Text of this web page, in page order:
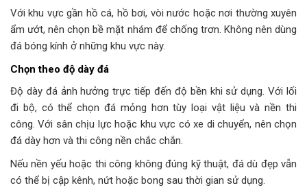
Với khu vực gần hồ cá, hồ bơi, vòi nước hoặc nơi thường xuyên
ẩm ướt, nên chọn bề mặt nhám để chống trơn. Không nên dùng
đá bóng kính ở những khu vực này.
Chọn theo độ dày đá
Độ dày đá ảnh hưởng trực tiếp đến độ bền khi sử dụng. Với lối
đi bộ, có thể chọn đá mỏng hơn tùy loại vật liệu và nền thi
công. Với sân chịu lực hoặc khu vực có xe di chuyển, nên chọn
đá dày hơn và thi công nền chắc chắn.
Nếu nền yếu hoặc thi công không đúng kỹ thuật, đá dù đẹp vẫn
có thể bị cập kênh, nứt hoặc bong sau thời gian sử dụng.